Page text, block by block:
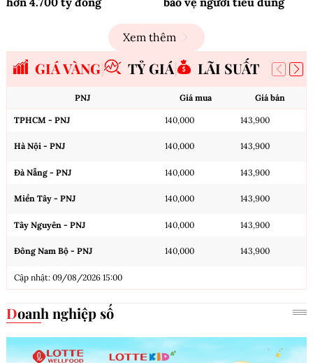
Xem thêm
GIÁ VÀNG TỶ GIÁ LÃI SUẤT
PNJ Giá mua Giá bán
TPHCM - PNJ 140,000 143,900
Hà Nội - PNJ 140,000 143,900
Đà Nẵng - PNJ 140,000 143,900
Miền Tây - PNJ 140,000 143,900
Tây Nguyên - PNJ 140,000 143,900
Đông Nam Bộ - PNJ 140,000 143,900
Cập nhật: 09/08/2026 15:00
Doanh nghiệp số